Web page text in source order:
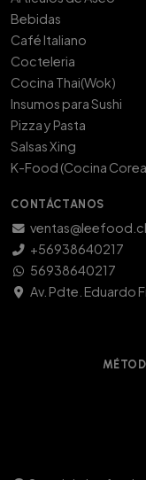
Bebidas
Café Italiano
Cocteleria
Cocina Thai(Wok)
Insumos para Sushi
Pizza y Pasta
Salsas Xing
K-Food (Cocina
CONTÁCTANOS
ventas@leefood.cl
+56938640217
56938640217
Av. Pdte. Eduardo